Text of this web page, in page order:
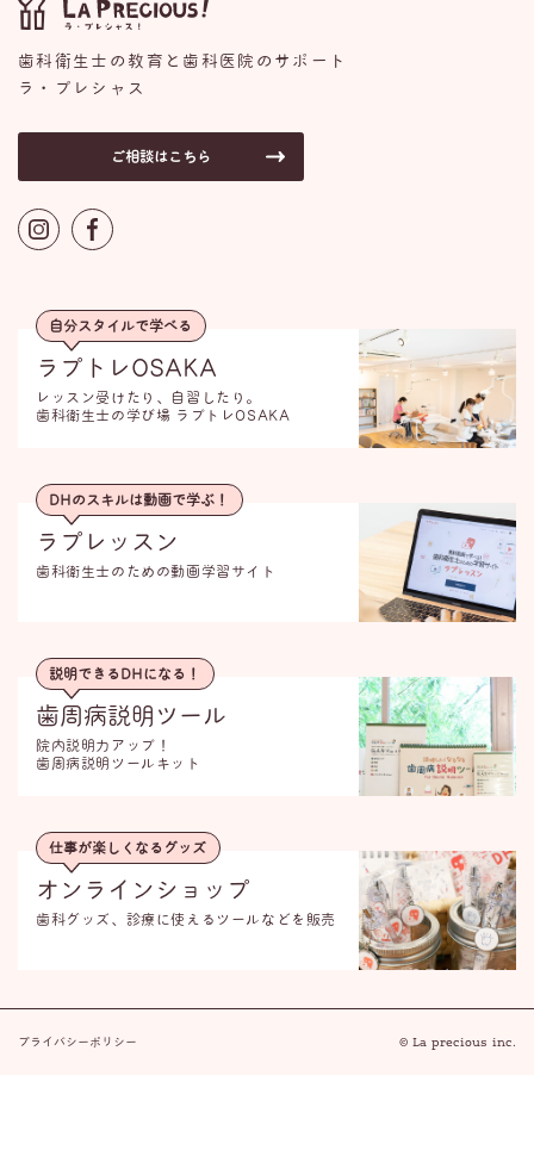
歯科衛生士の教育と歯科医院のサポート
ラ・プレシャス
ご相談はこちら
ラプトレOSAKA
レッスン受けたり、自習したり。
歯科衛生士の学び場 ラプトレOSAKA
自分スタイルで学べる
ラプレッスン
歯科衛生士のための動画学習サイト
DHのスキルは動画で学ぶ！
歯周病説明ツール
院内説明力アップ！
歯周病説明ツールキット
説明できるDHになる！
オンラインショップ
歯科グッズ、診療に使えるツールなどを販売
仕事が楽しくなるグッズ
プライバシーポリシー © La precious inc.